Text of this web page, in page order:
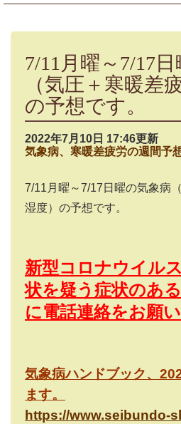
7/11月曜～7/17
（気圧＋寒暖差
の予想です。
2022年7月10日 17:46更新
気象病、寒暖差疲労の週間予
7/11 月曜～7/17 日曜の気象病
湿度）の予想です。
新型コロナウイル
状を疑う症状のあ
に電話連絡をお願い
気象病ハンドブック、
ます。
https://www.seibundo-